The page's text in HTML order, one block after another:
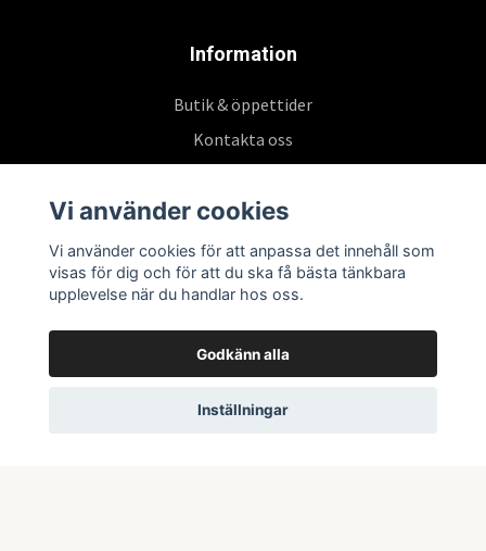
Information
Butik & öppettider
Kontakta oss
Prenumerera på vårt nyhetsbrev
Vi använder cookies
Vi använder cookies för att anpassa det innehåll som
visas för dig och för att du ska få bästa tänkbara
upplevelse när du handlar hos oss.
Godkänn alla
Inställningar